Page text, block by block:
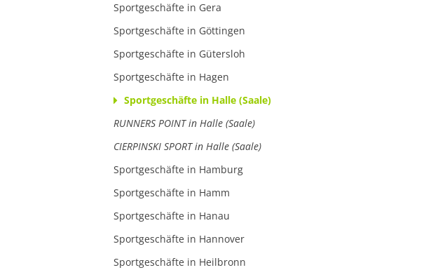
Sportgeschäfte in Gera
Sportgeschäfte in Göttingen
Sportgeschäfte in Gütersloh
Sportgeschäfte in Hagen
Sportgeschäfte in Halle (Saale)
RUNNERS POINT in Halle (Saale)
CIERPINSKI SPORT in Halle (Saale)
Sportgeschäfte in Hamburg
Sportgeschäfte in Hamm
Sportgeschäfte in Hanau
Sportgeschäfte in Hannover
Sportgeschäfte in Heilbronn